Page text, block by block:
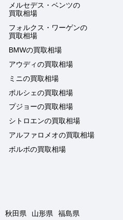
メルセデス・ベンツの
買取相場
フォルクス・ワーゲンの
買取相場
BMWの買取相場
アウディの買取相場
ミニの買取相場
ポルシェの買取相場
プジョーの買取相場
シトロエンの買取相場
アルファロメオの買取相場
ボルボの買取相場
秋田県 山形県
福島県